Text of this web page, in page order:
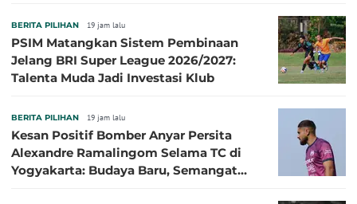
BERITA PILIHAN 19 jam lalu
PSIM Matangkan Sistem Pembinaan
Jelang BRI Super League 2026/2027:
Talenta Muda Jadi Investasi Klub
BERITA PILIHAN 19 jam lalu
Kesan Positif Bomber Anyar Persita
Alexandre Ramalingom Selama TC di
Yogyakarta: Budaya Baru, Semangat